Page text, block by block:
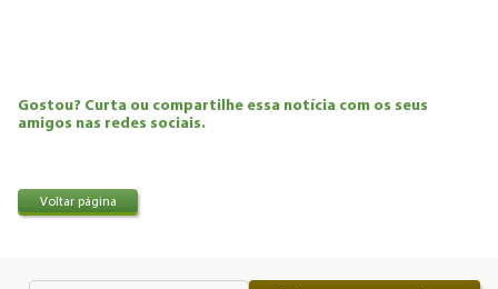
Gostou? Curta ou compartilhe essa notícia com os seus
amigos nas redes sociais.
Voltar página